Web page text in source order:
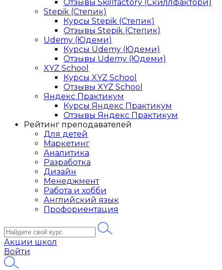
Отзывы Skillfactory (Скиллфактори)
Stepik (Степик)
Курсы Stepik (Степик)
Отзывы Stepik (Степик)
Udemy (Юдеми)
Курсы Udemy (Юдеми)
Отзывы Udemy (Юдеми)
XYZ School
Курсы XYZ School
Отзывы XYZ School
Яндекс Практикум
Курсы Яндекс Практикум
Отзывы Яндекс Практикум
Рейтинг преподавателей
Для детей
Маркетинг
Аналитика
Разработка
Дизайн
Менеджмент
Работа и хобби
Английский язык
Профориентация
Акции школ
Войти